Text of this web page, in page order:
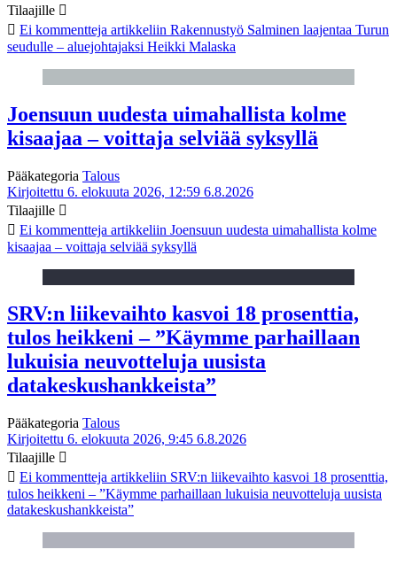
Tilaajille
Ei kommentteja artikkeliin Rakennustyö Salminen laajentaa Turun
seudulle – aluejohtajaksi Heikki Malaska
Joensuun uudesta uimahallista kolme
kisaajaa – voittaja selviää syksyllä
Pääkategoria Talous
Kirjoitettu 6. elokuuta 2026, 12:59 6.8.2026
Tilaajille
Ei kommentteja artikkeliin Joensuun uudesta uimahallista kolme
kisaajaa – voittaja selviää syksyllä
SRV:n liikevaihto kasvoi 18 prosenttia,
tulos heikkeni – ”Käymme parhaillaan
lukuisia neuvotteluja uusista
datakeskushankkeista”
Pääkategoria Talous
Kirjoitettu 6. elokuuta 2026, 9:45 6.8.2026
Tilaajille
Ei kommentteja artikkeliin SRV:n liikevaihto kasvoi 18 prosenttia,
tulos heikkeni – ”Käymme parhaillaan lukuisia neuvotteluja uusista
datakeskushankkeista”